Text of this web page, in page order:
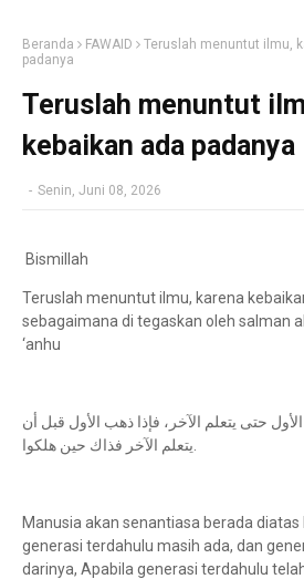
Beranda FAWAID
Teruslah menuntut ilmu,
padanya
Teruslah menuntut
kebaikan ada padanya
- Senin, Juni 08, 2026
Bismillah
Teruslah menuntut ilmu, karena
sebagaimana di tegaskan oleh salman
‘anhu
حتى يتعلم الآخر، فإذا ذهب الأول قبل أن
Manusia akan senantiasa berada
generasi terdahulu masih ada, dan
darinya, Apabila generasi terdahulu